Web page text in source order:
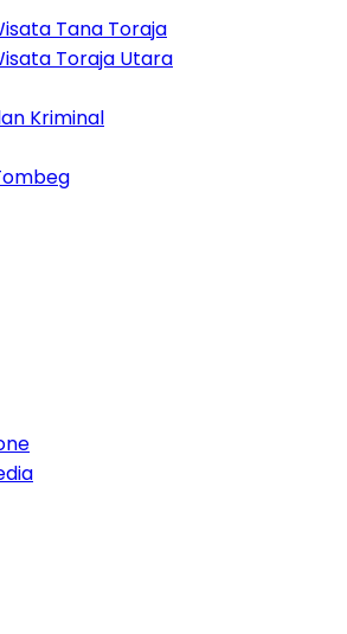
Tana Toraja
Toraja Utara
Kriminal